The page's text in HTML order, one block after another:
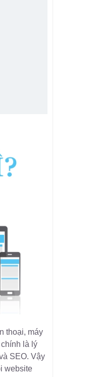
thoại, máy
là lý
SEO. Vậy
website